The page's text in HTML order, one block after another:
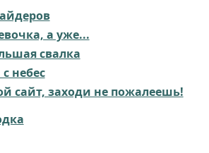
а уже...
свалка
небес
сайт, заходи не пожалеешь!